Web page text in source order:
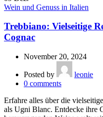
Wein und Genuss in Italien
Trebbiano: Vielseitige
Cognac
November 20, 2024
Posted by
leonie
0 comments
Erfahre alles über die
als Ugni Blanc. Entdecke ihre